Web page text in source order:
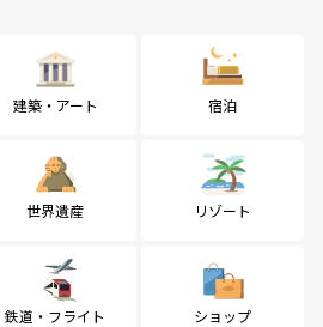
建築・アート 宿泊
世界遺産 リゾート
鉄道・フライト ショップ